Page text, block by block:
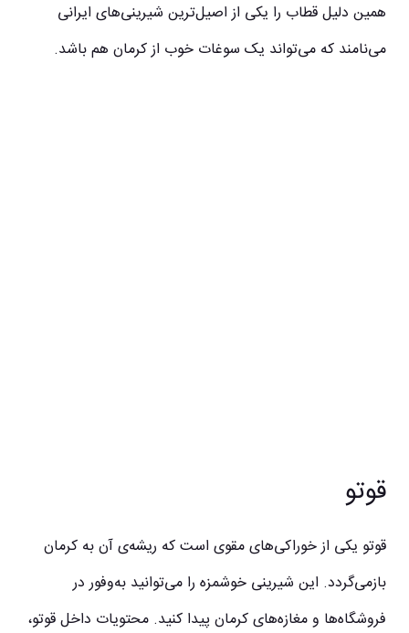
همین دلیل قطاب را یکی از اصیل‌ترین شیرینی‌های ایرانی
می‌نامند که می‌تواند یک سوغات خوب از کرمان هم باشد.
قوتو
قوتو یکی از خوراکی‌های مقوی است که ریشه‌ی آن به کرمان
بازمی‌گردد. این شیرینی خوشمزه را می‌توانید به‌وفور در
فروشگاه‌ها و مغازه‌های کرمان پیدا کنید. محتویات داخل قوتو،